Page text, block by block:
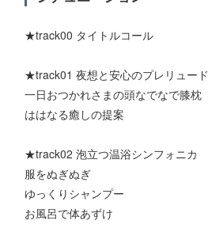
★track00 タイトルコール
★track01 夜想と安心のプレリュード
一日おつかれさまの頭なでなで膝枕
ははなる癒しの提案
★track02 泡立つ温浴シンフォニカ
服をぬぎぬぎ
ゆっくりシャンプー
お風呂で体あずけ